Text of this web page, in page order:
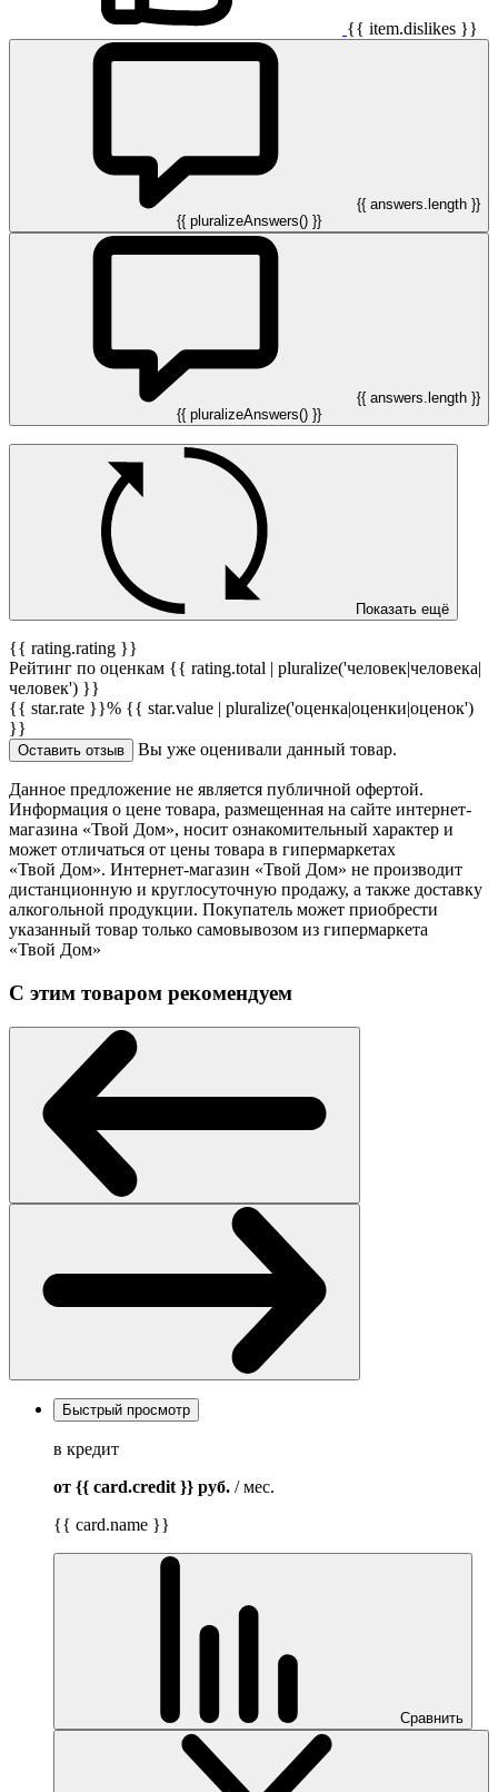
{{ item.dislikes }}
{{ answers.length }}
{{ pluralizeAnswers() }}
{{ answers.length }}
{{ pluralizeAnswers() }}
Показать ещё
{{ rating.rating }}
Рейтинг по оценкам {{ rating.total | pluralize('человек|человека|
человек') }}
{{ star.rate }}% {{ star.value | pluralize('оценка|оценки|оценок')
}}
Оставить отзыв Вы уже оценивали данный товар.
Данное предложение не является публичной офертой.
Информация о цене товара, размещенная на сайте интернет-
магазина «Твой Дом», носит ознакомительный характер и
может отличаться от цены товара в гипермаркетах
«Твой Дом». Интернет-магазин «Твой Дом» не производит
дистанционную и круглосуточную продажу, а также доставку
алкогольной продукции. Покупатель может приобрести
указанный товар только самовывозом из гипермаркета
«Твой Дом»
С этим товаром рекомендуем
Быстрый просмотр
в кредит
от {{ card.credit }} руб. / мес.
{{ card.name }}
Сравнить